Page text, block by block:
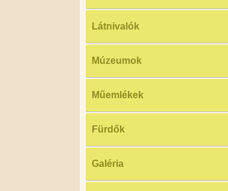
Látnivalók
Múzeumok
Műemlékek
Fürdők
Galéria